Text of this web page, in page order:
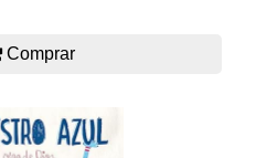
Comprar